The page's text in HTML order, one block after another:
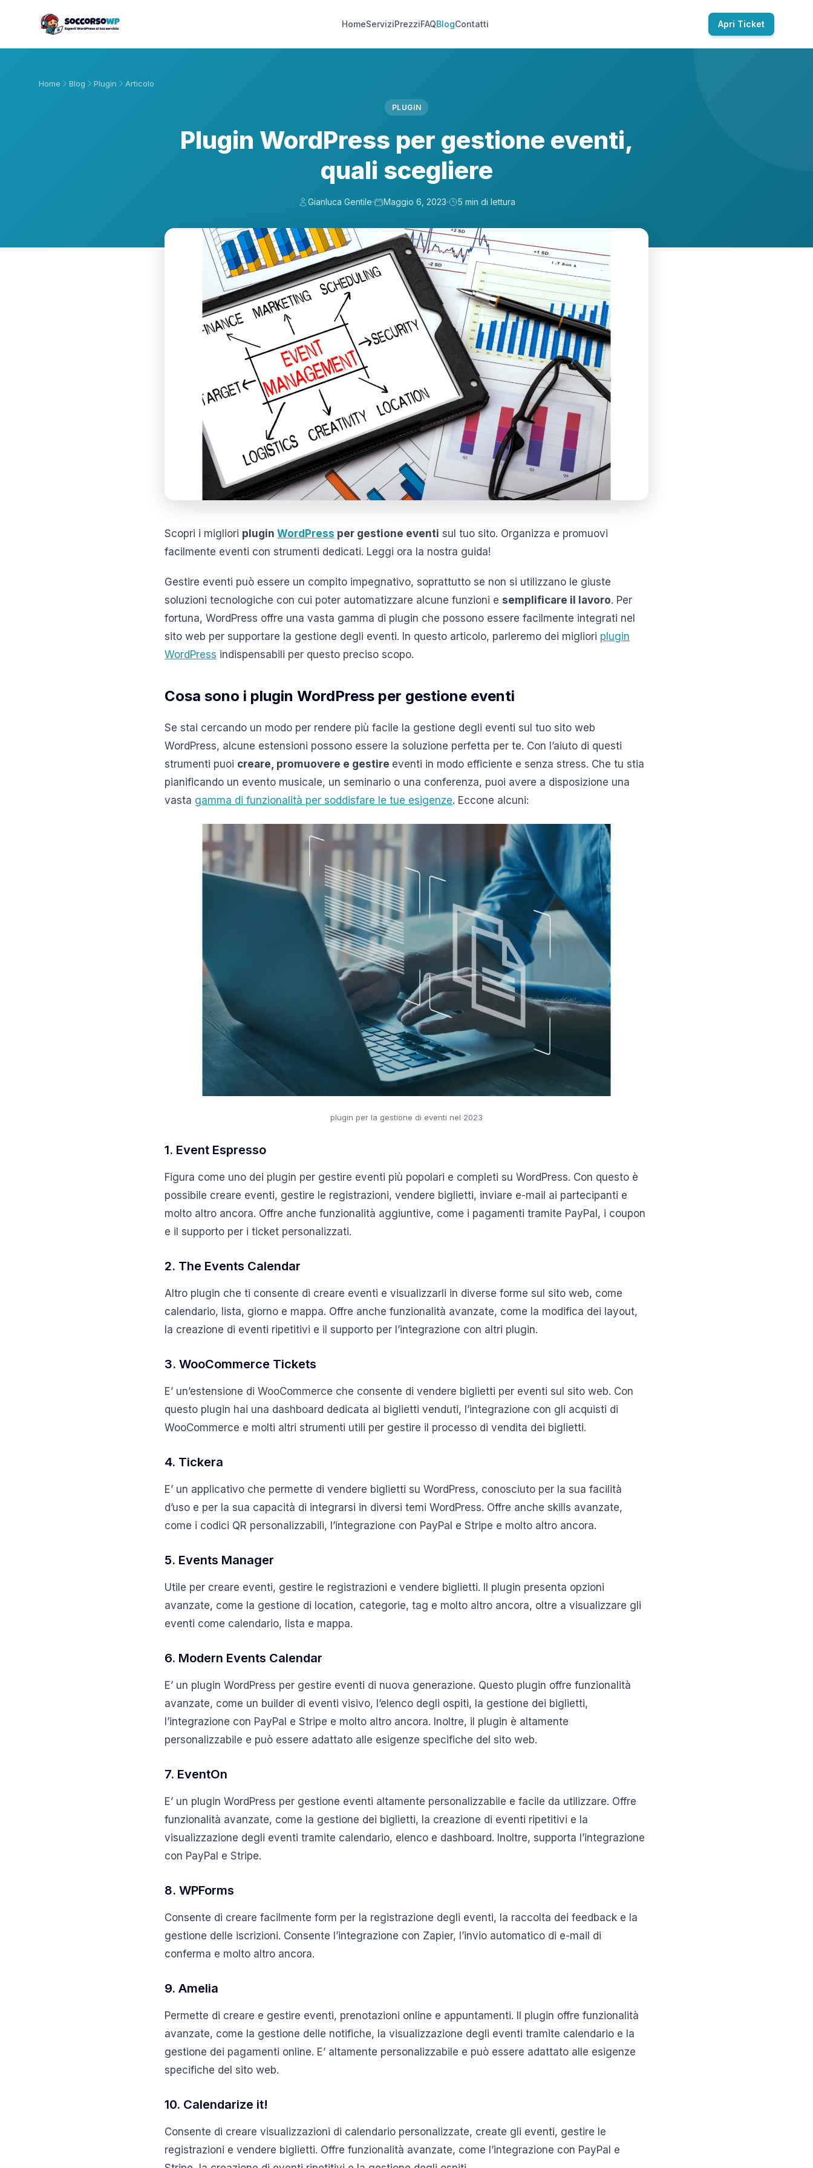
HomeServiziPrezziFAQBlogContatti Apri Ticket
Home Blog Plugin Articolo
PLUGIN
Plugin WordPress per gestione eventi,
quali scegliere
Gianluca Gentile· Maggio 6, 2023· 5 min di lettura
Scopri i migliori plugin WordPress per gestione eventi sul tuo sito. Organizza e promuovi
facilmente eventi con strumenti dedicati. Leggi ora la nostra guida!
Gestire eventi può essere un compito impegnativo, soprattutto se non si utilizzano le giuste
soluzioni tecnologiche con cui poter automatizzare alcune funzioni e semplificare il lavoro. Per
fortuna, WordPress offre una vasta gamma di plugin che possono essere facilmente integrati nel
sito web per supportare la gestione degli eventi. In questo articolo, parleremo dei migliori plugin
WordPress indispensabili per questo preciso scopo.
Cosa sono i plugin WordPress per gestione eventi
Se stai cercando un modo per rendere più facile la gestione degli eventi sul tuo sito web
WordPress, alcune estensioni possono essere la soluzione perfetta per te. Con l’aiuto di questi
strumenti puoi creare, promuovere e gestire eventi in modo efficiente e senza stress. Che tu stia
pianificando un evento musicale, un seminario o una conferenza, puoi avere a disposizione una
vasta gamma di funzionalità per soddisfare le tue esigenze. Eccone alcuni:
plugin per la gestione di eventi nel 2023
1. Event Espresso
Figura come uno dei plugin per gestire eventi più popolari e completi su WordPress. Con questo è
possibile creare eventi, gestire le registrazioni, vendere biglietti, inviare e-mail ai partecipanti e
molto altro ancora. Offre anche funzionalità aggiuntive, come i pagamenti tramite PayPal, i coupon
e il supporto per i ticket personalizzati.
2. The Events Calendar
Altro plugin che ti consente di creare eventi e visualizzarli in diverse forme sul sito web, come
calendario, lista, giorno e mappa. Offre anche funzionalità avanzate, come la modifica dei layout,
la creazione di eventi ripetitivi e il supporto per l’integrazione con altri plugin.
3. WooCommerce Tickets
E’ un’estensione di WooCommerce che consente di vendere biglietti per eventi sul sito web. Con
questo plugin hai una dashboard dedicata ai biglietti venduti, l’integrazione con gli acquisti di
WooCommerce e molti altri strumenti utili per gestire il processo di vendita dei biglietti.
4. Tickera
E’ un applicativo che permette di vendere biglietti su WordPress, conosciuto per la sua facilità
d’uso e per la sua capacità di integrarsi in diversi temi WordPress. Offre anche skills avanzate,
come i codici QR personalizzabili, l’integrazione con PayPal e Stripe e molto altro ancora.
5. Events Manager
Utile per creare eventi, gestire le registrazioni e vendere biglietti. Il plugin presenta opzioni
avanzate, come la gestione di location, categorie, tag e molto altro ancora, oltre a visualizzare gli
eventi come calendario, lista e mappa.
6. Modern Events Calendar
E’ un plugin WordPress per gestire eventi di nuova generazione. Questo plugin offre funzionalità
avanzate, come un builder di eventi visivo, l’elenco degli ospiti, la gestione dei biglietti,
l’integrazione con PayPal e Stripe e molto altro ancora. Inoltre, il plugin è altamente
personalizzabile e può essere adattato alle esigenze specifiche del sito web.
7. EventOn
E’ un plugin WordPress per gestione eventi altamente personalizzabile e facile da utilizzare. Offre
funzionalità avanzate, come la gestione dei biglietti, la creazione di eventi ripetitivi e la
visualizzazione degli eventi tramite calendario, elenco e dashboard. Inoltre, supporta l’integrazione
con PayPal e Stripe.
8. WPForms
Consente di creare facilmente form per la registrazione degli eventi, la raccolta dei feedback e la
gestione delle iscrizioni. Consente l’integrazione con Zapier, l’invio automatico di e-mail di
conferma e molto altro ancora.
9. Amelia
Permette di creare e gestire eventi, prenotazioni online e appuntamenti. Il plugin offre funzionalità
avanzate, come la gestione delle notifiche, la visualizzazione degli eventi tramite calendario e la
gestione dei pagamenti online. E’ altamente personalizzabile e può essere adattato alle esigenze
specifiche del sito web.
10. Calendarize it!
Consente di creare visualizzazioni di calendario personalizzate, create gli eventi, gestire le
registrazioni e vendere biglietti. Offre funzionalità avanzate, come l’integrazione con PayPal e